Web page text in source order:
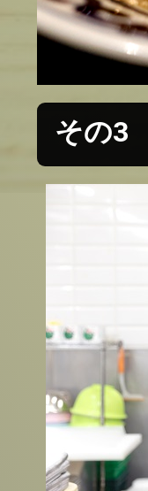
その3